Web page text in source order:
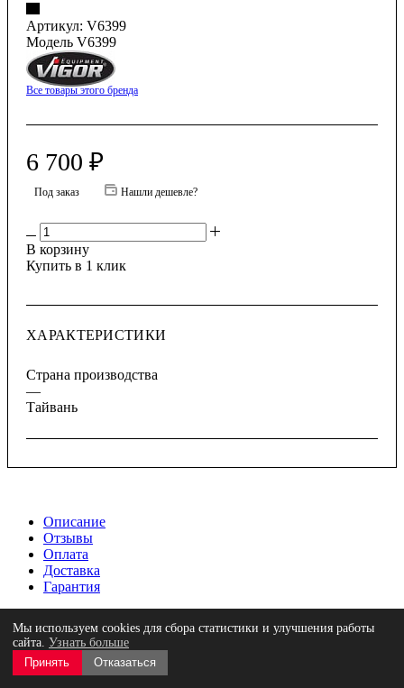
Артикул: V6399
Модель V6399
Все товары этого бренда
6 700 ₽
Под заказ Нашли дешевле?
В корзину
Купить в 1 клик
ХАРАКТЕРИСТИКИ
Страна производства
—
Тайвань
Описание
Отзывы
Оплата
Доставка
Гарантия
инструментов и принадлежностей с помощью крючков,
держателей и т.д. Крепление через существующие резьбовые
втулки. Габариты: 520 мм x 400 мм.
Мы используем cookies для сбора статистики и улучшения работы
сайта. Узнать больше
Принять
Отказаться